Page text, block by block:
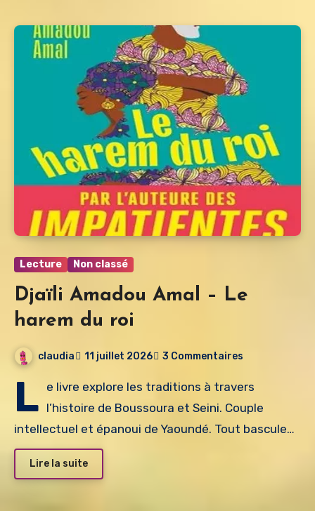
Lecture Non classé
Djaïli Amadou Amal – Le
harem du roi
claudia 11 juillet 2026 3 Commentaires
L e livre explore les traditions à travers
l’histoire de Boussoura et Seini. Couple
intellectuel et épanoui de Yaoundé. Tout bascule…
Lire la suite